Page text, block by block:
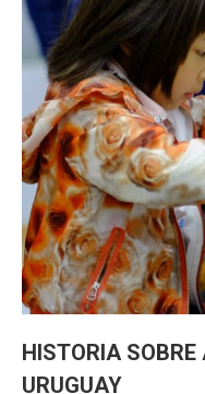
HISTORIA SOBRE
URUGUAY